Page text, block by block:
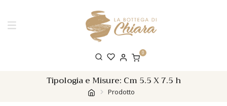
0
Tipologia e Misure: Cm 5.5 X 7.5 h
Prodotto